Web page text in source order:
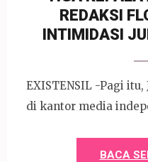
REDAKSI
INTIMIDASI
EXISTENSIL -Pagi itu,
di kantor media
BACA